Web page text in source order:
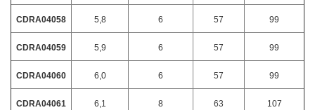
CDRA04058 5,8 6 57 99
CDRA04059 5,9 6 57 99
CDRA04060 6,0 6 57 99
CDRA04061 6,1 8 63 107